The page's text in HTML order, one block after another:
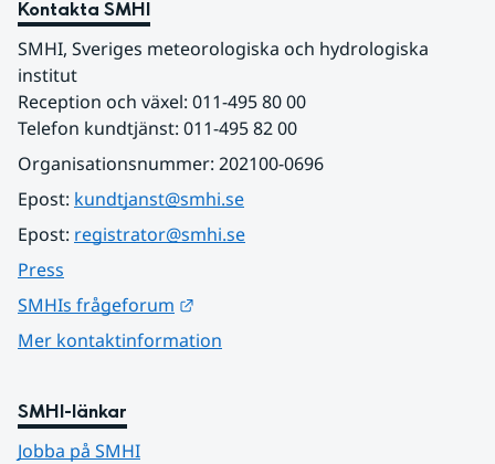
Kontakta SMHI
SMHI, Sveriges meteorologiska och hydrologiska
institut
Reception och växel: 011-495 80 00
Telefon kundtjänst: 011-495 82 00
Organisationsnummer: 202100-0696
Epost: kundtjanst@smhi.se
Epost: registrator@smhi.se
Press
SMHIs frågeforum
Mer kontaktinformation
SMHI-länkar
Jobba på SMHI